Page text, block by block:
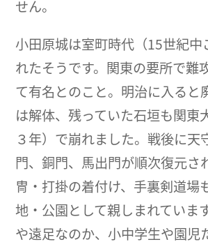
せん。
小田原城は室町時代（15世紀中
れたそうです。関東の要所で難
て有名とのこと。明治に入ると
は解体、残っていた石垣も関東
３年）で崩れました。戦後に天
門、銅門、馬出門が順次復元さ
冑・打掛の着付け、手裏剣道場
地・公園として親しまれていま
や遠足なのか、小中学生や園児